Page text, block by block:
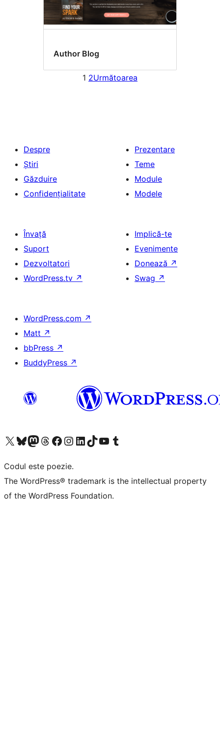
Author Blog
1 2Următoarea
Despre
Știri
Găzduire
Confidențialitate
Prezentare
Teme
Module
Modele
Învață
Suport
Dezvoltatori
WordPress.tv ↗
Implică-te
Evenimente
Donează ↗
Swag ↗
WordPress.com ↗
Matt ↗
bbPress ↗
BuddyPress ↗
Mergi la contul nostru X (fost Twitter)
Vizitează contul nostru Bluesky
Vizitează contul nostru Mastodon
Vizitează contul nostru Threads
Vizitează pagina noastră Facebook
Vizitează-ne pe Instagram
Vizitează-ne pe LinkedIn
Vizitează contul nostru TikTok
Vizitează canalul nostru YouTube
Vizitează contul nostru Tumblr
Codul este poezie.
The WordPress® trademark is the intellectual property
of the WordPress Foundation.